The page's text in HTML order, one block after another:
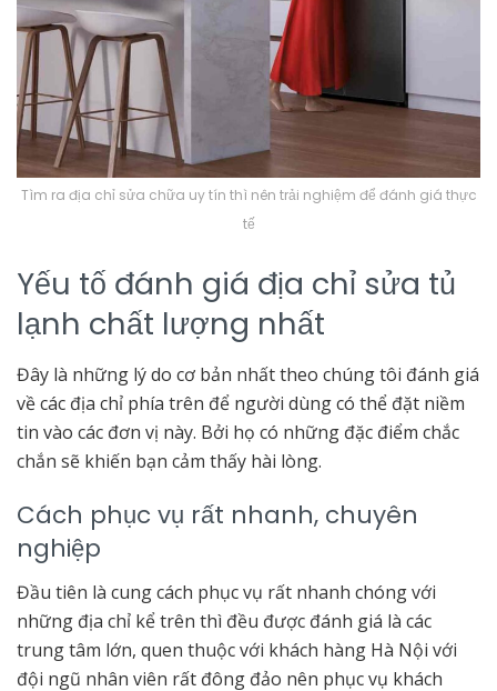
Tìm ra địa chỉ sửa chữa uy tín thì nên trải nghiệm để đánh giá thực
tế
Yếu tố đánh giá địa chỉ sửa tủ
lạnh chất lượng nhất
Đây là những lý do cơ bản nhất theo chúng tôi đánh giá
về các địa chỉ phía trên để người dùng có thể đặt niềm
tin vào các đơn vị này. Bởi họ có những đặc điểm chắc
chắn sẽ khiến bạn cảm thấy hài lòng.
Cách phục vụ rất nhanh, chuyên
nghiệp
Đầu tiên là cung cách phục vụ rất nhanh chóng với
những địa chỉ kể trên thì đều được đánh giá là các
trung tâm lớn, quen thuộc với khách hàng Hà Nội với
đội ngũ nhân viên rất đông đảo nên phục vụ khách